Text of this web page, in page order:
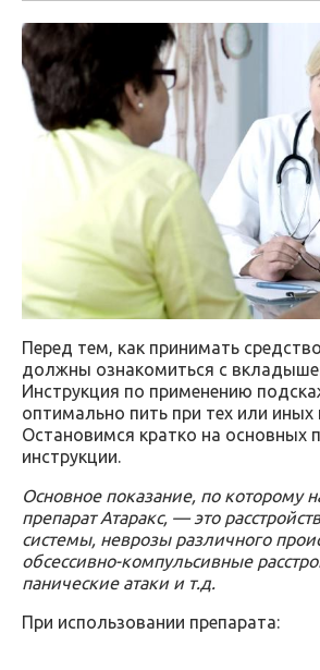
Перед тем, как принимать
должны ознакомиться с
Инструкция по применению
оптимально пить при тех или иных
Остановимся кратко на основных
инструкции.
Основное показание, по которому
препарат Атаракс, — это
системы, неврозы различного
обсессивно-компульсивные
панические атаки и т.д.
При использовании препарата: